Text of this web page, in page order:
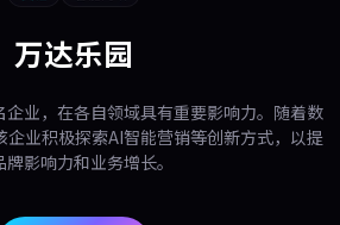
万达乐园
业，在各自领域具有重要影响力。随着数
业积极探索AI智能营销等创新方式，以提
牌影响力和业务增长。